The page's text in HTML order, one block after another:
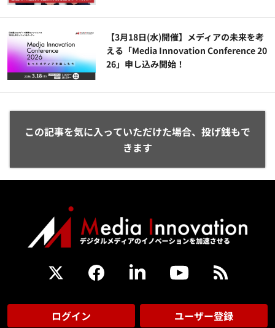
【3月18日(水)開催】メディアの未来を考
える「Media Innovation Conference 20
26」申し込み開始！
この記事を気に入っていただけた場合、投げ銭もで
きます
ログイン ユーザー登録